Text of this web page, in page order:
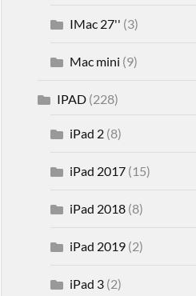
IMac 27'' (3)
Mac mini (9)
IPAD(228)
iPad 2(8)
iPad 2017(15)
iPad 2018(8)
iPad 2019(2)
iPad 3(2)